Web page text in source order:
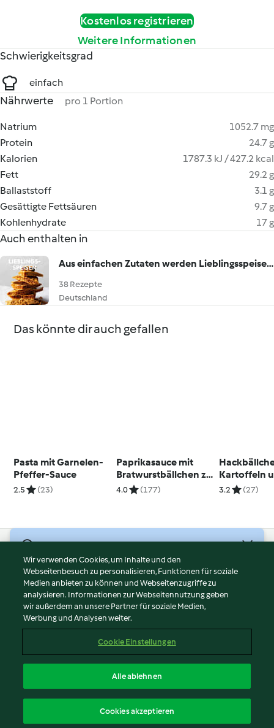
Kostenlos registrieren
Weitere Informationen
Schwierigkeitsgrad
einfach
Nährwerte pro 1 Portion
Natrium
1052.7 mg
Protein
24.7 g
Kalorien
1787.3 kJ / 427.2 kcal
Fett
29.2 g
Ballaststoff
3.1 g
Gesättigte Fettsäuren
9.7 g
Kohlenhydrate
17 g
Auch enthalten in
Aus einfachen Zutaten werden Lieblingsspeisen!
38 Rezepte
Deutschland
Das könnte dir auch gefallen
Pasta mit Garnelen-
Pfeffer-Sauce
2.5 (23)
Paprikasauce mit
Bratwurstbällchen zu
Nudeln
4.0 (177)
Kartoffeln
Mandel-
3.2 (27)
Nutzungsbedingungen
Datenschutzrichtlinien
Disclaimer
Impressum
Inhalt melden
Erklärung zur Barrierefreiheit
Wir verwenden Cookies, um Inhalte und den
Webseitenbesuch zu personalisieren, Funktionen für soziale
Medien anbieten zu können und Webseitenzugriffe zu
analysieren. Informationen zur Webseitennutzung geben
wir außerdem an unsere Partner für soziale Medien,
Werbung und Analysen weiter.
Cookie Einstellungen
Alle ablehnen
Cookies akzeptieren